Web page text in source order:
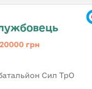
грн
Сил ТрО